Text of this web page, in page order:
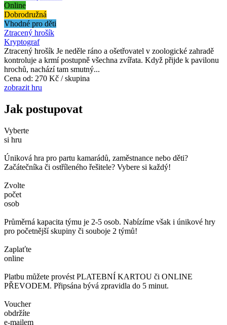
Online
Dobrodružná
Vhodné pro děti
Ztracený hrošík
Kryptograf
Ztracený hrošík Je neděle ráno a ošetřovatel v zoologické zahradě
kontroluje a krmí postupně všechna zvířata. Když přijde k pavilonu
hrochů, nachází tam smutný...
Cena od: 270 Kč / skupina
zobrazit hru
Jak postupovat
Vyberte
si hru
Úniková hra pro partu kamarádů, zaměstnance nebo děti?
Začátečníka či ostříleného řešitele? Vybere si každý!
Zvolte
počet
osob
Průměrná kapacita týmu je 2-5 osob. Nabízíme však i únikové hry
pro početnější skupiny či souboje 2 týmů!
Zaplaťte
online
Platbu můžete provést PLATEBNÍ KARTOU či ONLINE
PŘEVODEM. Připsána bývá zpravidla do 5 minut.
Voucher
obdržíte
e-mailem